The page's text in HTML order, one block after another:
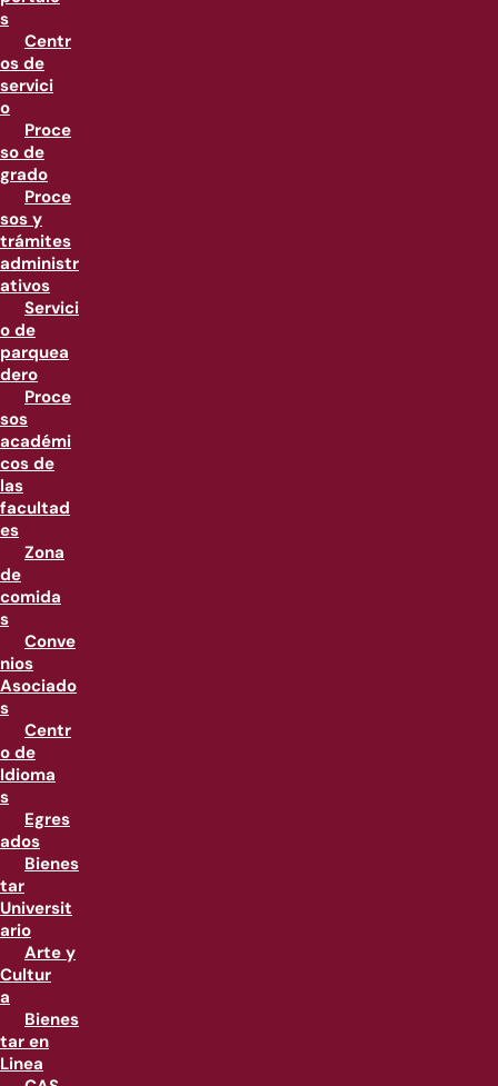
s
Centr
os de
servici
o
Proce
so de
grado
Proce
sos y
trámites
administr
ativos
Servici
o de
parquea
dero
Proce
sos
académi
cos de
las
facultad
es
Zona
de
comida
s
Conve
nios
Asociado
s
Centr
o de
Idioma
s
Egres
ados
Bienes
tar
Universit
ario
Arte y
Cultur
a
Bienes
tar en
Linea